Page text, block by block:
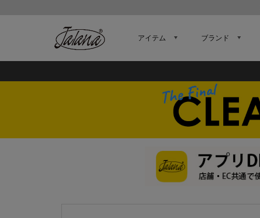
アイテム ブランド